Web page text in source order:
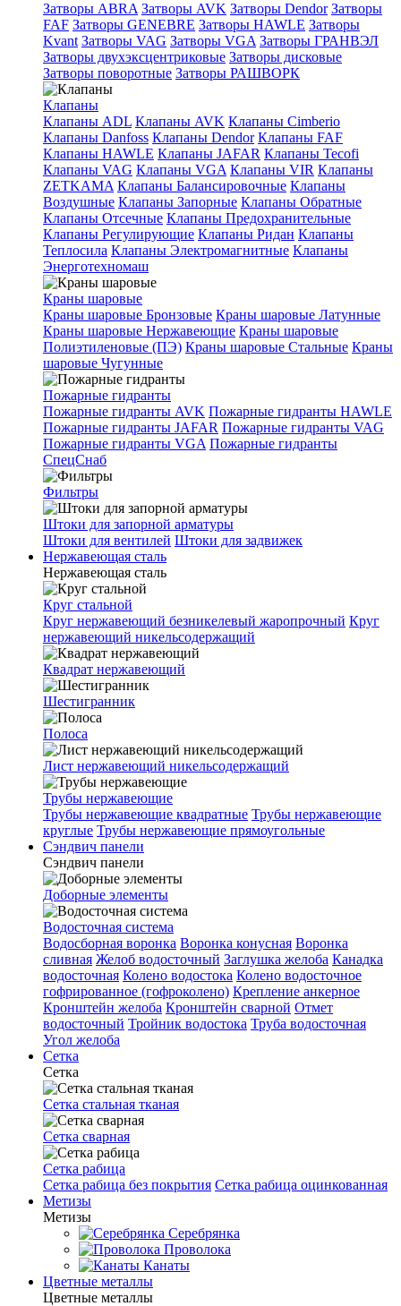
Затворы ABRA Затворы AVK Затворы Dendor Затворы
FAF Затворы GENEBRE Затворы HAWLE Затворы
Kvant Затворы VAG Затворы VGA Затворы ГРАНВЭЛ
Затворы двухэксцентриковые Затворы дисковые
Затворы поворотные Затворы РАШВОРК
Клапаны
Клапаны ADL Клапаны AVK Клапаны Cimberio
Клапаны Danfoss Клапаны Dendor Клапаны FAF
Клапаны HAWLE Клапаны JAFAR Клапаны Tecofi
Клапаны VAG Клапаны VGA Клапаны VIR Клапаны
ZETKAMA Клапаны Балансировочные Клапаны
Воздушные Клапаны Запорные Клапаны Обратные
Клапаны Отсечные Клапаны Предохранительные
Клапаны Регулирующие Клапаны Ридан Клапаны
Теплосила Клапаны Электромагнитные Клапаны
Энерготехномаш
Краны шаровые
Краны шаровые Бронзовые Краны шаровые Латунные
Краны шаровые Нержавеющие Краны шаровые
Полиэтиленовые (ПЭ) Краны шаровые Стальные Краны
шаровые Чугунные
Пожарные гидранты
Пожарные гидранты AVK Пожарные гидранты HAWLE
Пожарные гидранты JAFAR Пожарные гидранты VAG
Пожарные гидранты VGA Пожарные гидранты
СпецСнаб
Фильтры
Штоки для запорной арматуры
Штоки для вентилей Штоки для задвижек
Нержавеющая сталь
Нержавеющая сталь
Круг стальной
Круг нержавеющий безникелевый жаропрочный Круг
нержавеющий никельсодержащий
Квадрат нержавеющий
Шестигранник
Полоса
Лист нержавеющий никельсодержащий
Трубы нержавеющие
Трубы нержавеющие квадратные Трубы нержавеющие
круглые Трубы нержавеющие прямоугольные
Сэндвич панели
Сэндвич панели
Доборные элементы
Водосточная система
Водосборная воронка Воронка конусная Воронка
сливная Желоб водосточный Заглушка желоба Канадка
водосточная Колено водостока Колено водосточное
гофрированное (гофроколено) Крепление анкерное
Кронштейн желоба Кронштейн сварной Отмет
водосточный Тройник водостока Труба водосточная
Угол желоба
Сетка
Сетка
Сетка стальная тканая
Сетка сварная
Сетка рабица
Сетка рабица без покрытия Сетка рабица оцинкованная
Метизы
Метизы
Серебрянка
Проволока
Канаты
Цветные металлы
Цветные металлы